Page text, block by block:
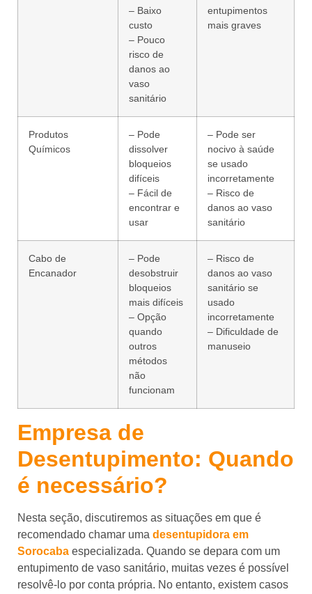
– Baixo
custo
– Pouco
risco de
danos ao
vaso
sanitário
entupimentos
mais graves
Produtos
Químicos
– Pode
dissolver
bloqueios
difíceis
– Fácil de
encontrar e
usar
– Pode ser
nocivo à saúde
se usado
incorretamente
– Risco de
danos ao vaso
sanitário
Cabo de
Encanador
– Pode
desobstruir
bloqueios
mais difíceis
– Opção
quando
outros
métodos
não
funcionam
– Risco de
danos ao vaso
sanitário se
usado
incorretamente
– Dificuldade de
manuseio
Empresa de
Desentupimento: Quando
é necessário?
Nesta seção, discutiremos as situações em que é
recomendado chamar uma desentupidora em
Sorocaba especializada. Quando se depara com um
entupimento de vaso sanitário, muitas vezes é possível
resolvê-lo por conta própria. No entanto, existem casos